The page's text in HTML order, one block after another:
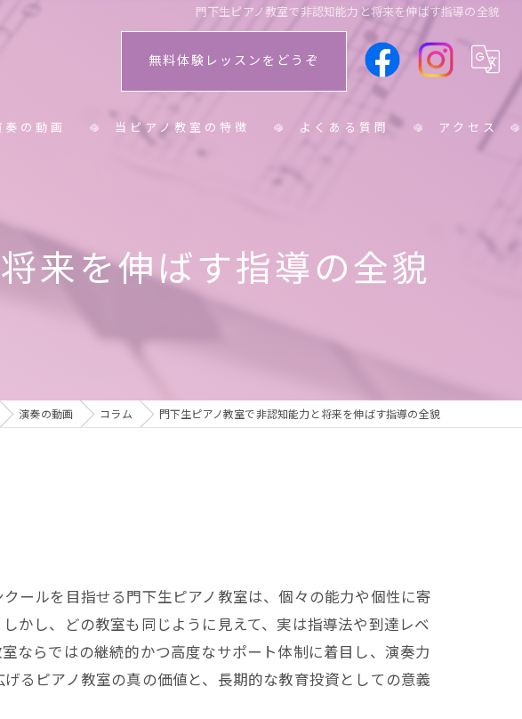
門下生ピアノ教室で非認知能力と将来を伸ばす指導の全貌
無料体験レッスンをどうぞ
奏の動画 当ピアノ教室の特徴
大人
よくある質問 アクセス
来を伸ばす指導の全貌
演奏の動画 コラム 門下生ピアノ教室で非認知能力と将来を伸ばす指導の全貌
ールを目指せる門下生ピアノ教室は、個々の能力や個性に寄
かし、どの教室も同じように見えて、実は指導法や到達レベ
ならではの継続的かつ高度なサポート体制に着目し、演奏力
るピアノ教室の真の価値と、長期的な教育投資としての意義